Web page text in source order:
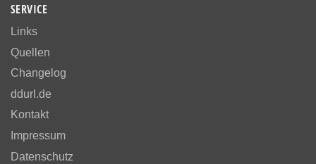
SERVICE
Links
Quellen
Changelog
ddurl.de
Kontakt
Impressum
Datenschutz